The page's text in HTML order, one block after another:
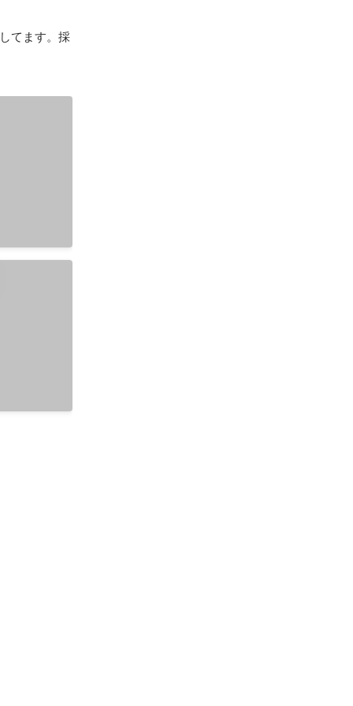
てます。採